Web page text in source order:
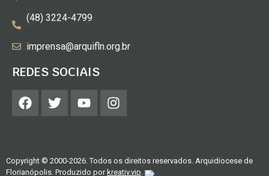
(48) 3224-4799
imprensa@arquifln.org.br
REDES SOCIAIS
Copyright © 2000-2026. Todos os direitos reservados. Arquidiocese de
Florianópolis. Produzido porkreativ.vip